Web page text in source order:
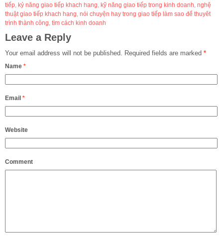
tiếp, kỷ năng giao tiếp khach hang, kỹ năng giao tiếp trong kinh doanh, nghệ
thuật giao tiếp khach hang, nói chuyện hay trong giao tiếp làm sao để thuyêt
trình thành công, tìm cách kinh doanh
Leave a Reply
Your email address will not be published. Required fields are marked *
Name *
Email *
Website
Comment